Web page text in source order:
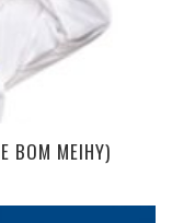
BOM MEIHY)